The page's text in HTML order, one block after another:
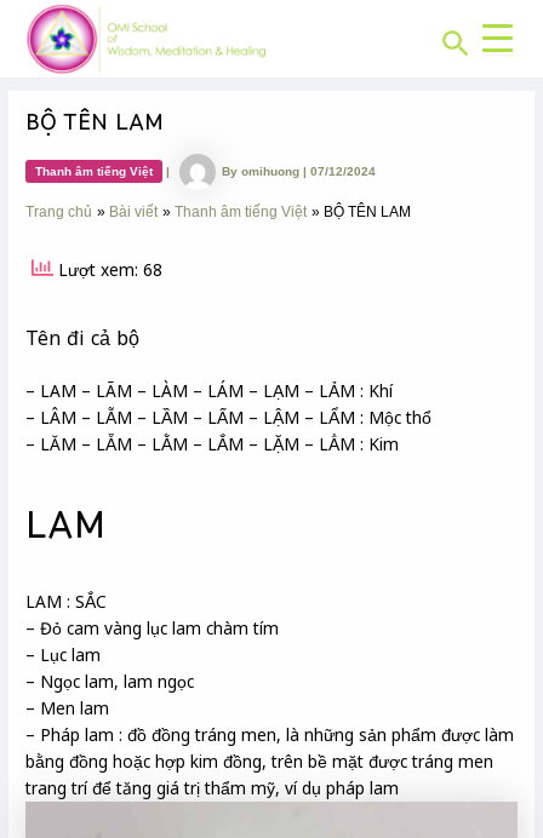
content
Search
BỘ TÊN LAM
Thanh âm tiếng Việt | Byomihuong|07/12/2024
Trang chủ Bài viết Thanh âm tiếng Việt BỘ TÊN LAM
Lượt xem: 68
Tên đi cả bộ
– LAM – LÃM – LÀM – LÁM – LẠM – LẢM : Khí
– LÂM – LẪM – LẦM – LẤM – LẬM – LẨM : Mộc thổ
– LĂM – LẴM – LẰM – LẮM – LẶM – LẲM : Kim
LAM
LAM : SẮC
– Đỏ cam vàng lục lam chàm tím
– Lục lam
– Ngọc lam, lam ngọc
– Men lam
– Pháp lam : đồ đồng tráng men, là những sản phẩm được làm
bằng đồng hoặc hợp kim đồng, trên bề mặt được tráng men
trang trí để tăng giá trị thẩm mỹ, ví dụ pháp lam
Post
navigation
CHUYÊN
MỤC: